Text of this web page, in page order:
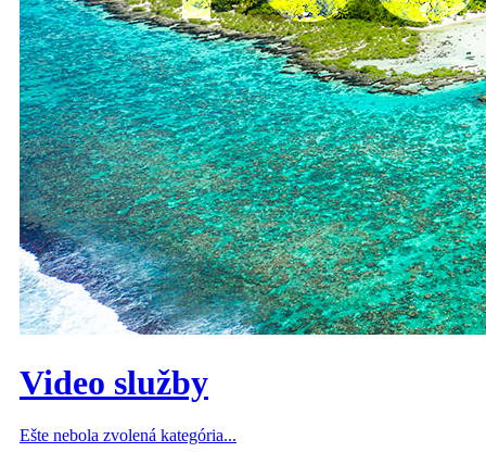
Video služby
Ešte nebola zvolená kategória...